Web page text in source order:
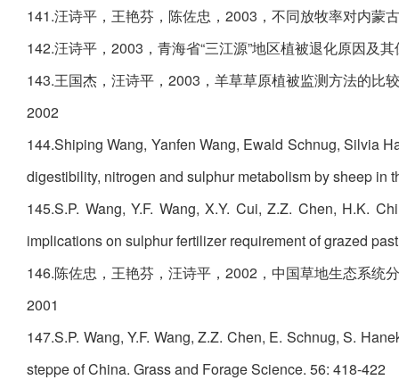
141.汪诗平，王艳芬，陈佐忠，2003，不同放牧率对内蒙
142.汪诗平，2003，青海省“三江源”地区植被退化原因及
143.王国杰，汪诗平，2003，羊草草原植被监测方法的比
2002
144.Shiping Wang, Yanfen Wang, Ewald Schnug, Silvia
digestibility, nitrogen and sulphur metabolism by sheep in
145.S.P. Wang, Y.F. Wang, X.Y. Cui, Z.Z. Chen, H.K.
implications on sulphur fertilizer requirement of grazed
146.陈佐忠，王艳芬，汪诗平，2002，中国草地生态系统
2001
147.S.P. Wang, Y.F. Wang, Z.Z. Chen, E. Schnug, S.
steppe of China. Grass and Forage Science. 56: 418-422